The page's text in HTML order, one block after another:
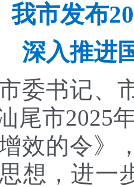
我市发布
深入推进
书记、市
尾市2025
效的令》
想，进一